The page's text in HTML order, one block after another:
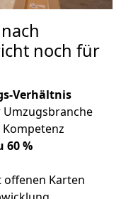
noch für
Verhältnis
Umzugsbranche
Kompetenz
60 %
Karten